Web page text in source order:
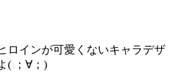
ロインが可愛くないキャラデザ
( ；∀；)